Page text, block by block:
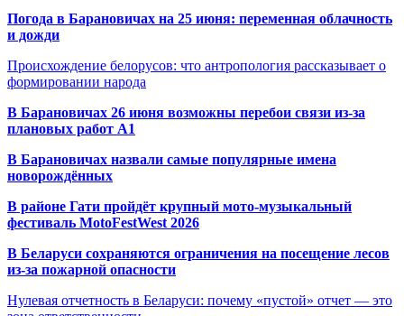
Погода в Барановичах на 25 июня: переменная облачность
и дожди
Происхождение белорусов: что антропология рассказывает о
формировании народа
В Барановичах 26 июня возможны перебои связи из-за
плановых работ A1
В Барановичах назвали самые популярные имена
новорождённых
В районе Гати пройдёт крупный мото-музыкальный
фестиваль MotoFestWest 2026
В Беларуси сохраняются ограничения на посещение лесов
из-за пожарной опасности
Нулевая отчетность в Беларуси: почему «пустой» отчет — это